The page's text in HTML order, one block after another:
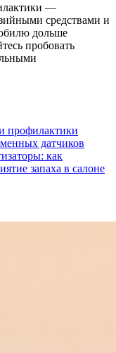
—
средствами и
дольше
пробовать
профилактики
датчиков
как
запаха в салоне